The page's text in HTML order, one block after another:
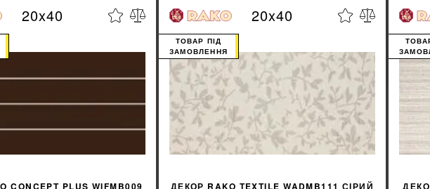
ДІЗНАТИСЯ ЗНИЖКУ % ДІЗНАТИСЯ ЗНИЖКУ %
КУПИТИ
20x40
CONCEPT PLUS WIFMB009
20x40
ДЕКОР RAKO TEXTILE WADMB111 СІРИЙ
ТОВАР ПІД
ЗАМОВЛЕННЯ